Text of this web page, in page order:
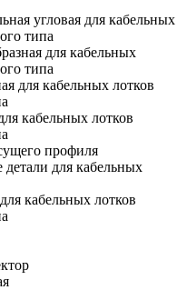
угловая для кабельных
типа
для кабельных
типа
для кабельных лотков
кабельных лотков
профиля
для кабельных
кабельных лотков